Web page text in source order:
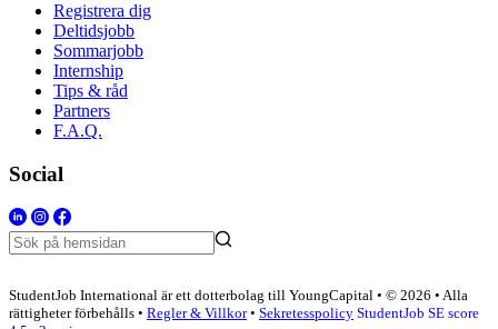
Registrera dig
Deltidsjobb
Sommarjobb
Internship
Tips & råd
Partners
F.A.Q.
Social
StudentJob International är ett dotterbolag till YoungCapital • © 2026 • Alla
rättigheter förbehålls • Regler & Villkor• Sekretesspolicy StudentJob SE score